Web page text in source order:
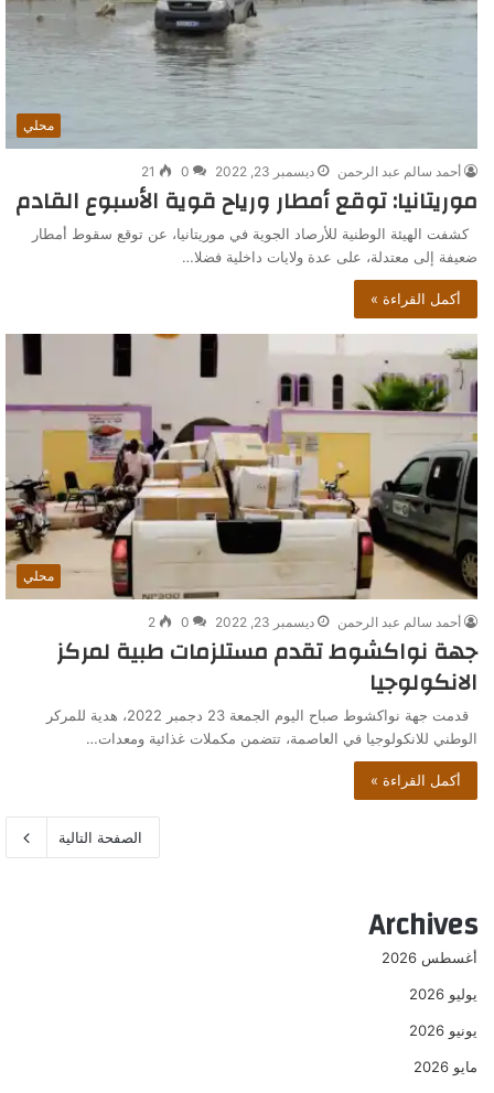
محلي
أحمد سالم عبد الرحمن ديسمبر 23, 2022 0
21
موريتانيا: توقع أمطار ورياح قوية الأسبوع القادم
كشفت الهيئة الوطنية للأرصاد الجوية في موريتانيا، عن توقع سقوط أمطار
ضعيفة إلى معتدلة، على عدة ولايات داخلية فضلا…
أكمل القراءة »
محلي
أحمد سالم عبد الرحمن ديسمبر 23, 2022 0
2
جهة نواكشوط تقدم مستلزمات طبية لمركز
الانكولوجيا
قدمت جهة نواكشوط صباح اليوم الجمعة 23 دجمبر 2022، هدية للمركر
الوطني للانكولوجيا في العاصمة، تتضمن مكملات غذائية ومعدات…
أكمل القراءة »
الصفحة التالية
Archives
أغسطس 2026
يوليو 2026
يونيو 2026
مايو 2026